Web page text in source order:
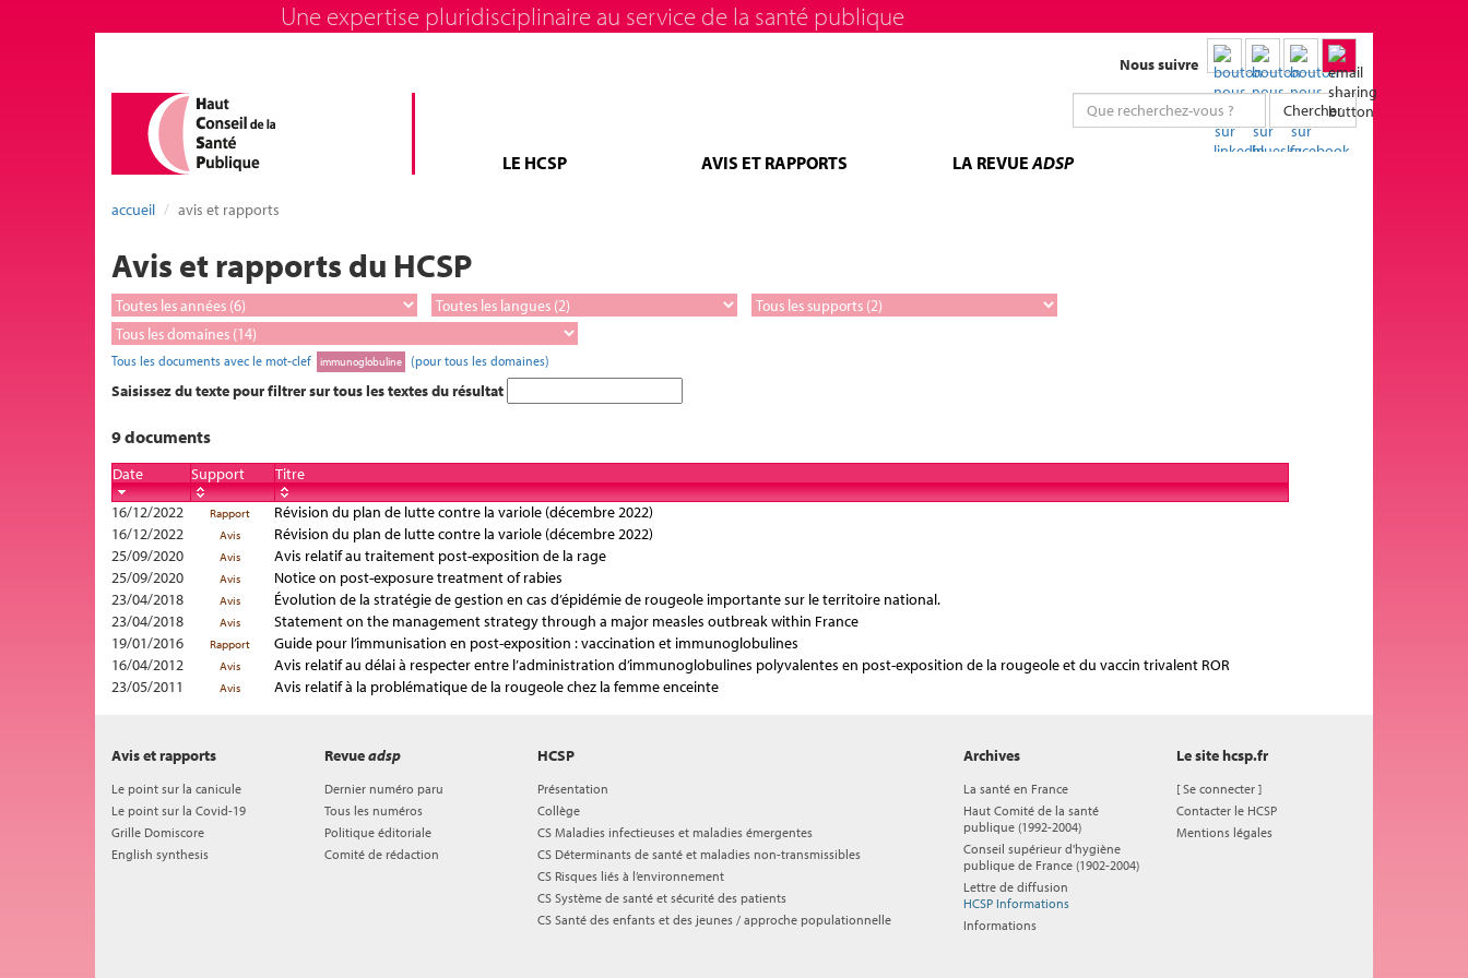
Une expertise pluridisciplinaire au service de la santé publique
Nous suivre
Chercher
LE HCSP AVIS ET RAPPORTS LA REVUEADSP
accueil avis et rapports
Avis et rapports du HCSP
Tous les documents avec le mot-clef immunoglobuline (pour tous les domaines)
Saisissez du texte pour filtrer sur tous les textes du résultat
9 documents
Date Support
Titre
16/12/2022
Rapport
Révision du plan de lutte contre la variole (décembre 2022)
16/12/2022
Avis
Révision du plan de lutte contre la variole (décembre 2022)
25/09/2020
Avis
Avis relatif au traitement post-exposition de la rage
25/09/2020
Avis
Notice on post-exposure treatment of rabies
23/04/2018
Avis
Évolution de la stratégie de gestion en cas d’épidémie de rougeole importante sur le territoire national.
23/04/2018
Avis
Statement on the management strategy through a major measles outbreak within France
19/01/2016
Rapport
Guide pour l’immunisation en post-exposition : vaccination et immunoglobulines
16/04/2012
Avis
Avis relatif au délai à respecter entre l’administration d’immunoglobulines polyvalentes en post-exposition de la rougeole et du vaccin trivalent ROR
23/05/2011
Avis Avis relatif à la problématique de la rougeole chez la femme enceinte
HCSP
Présentation
Collège
CS Maladies infectieuses et maladies émergentes
CS Déterminants de santé et maladies non-transmissibles
CS Risques liés à l’environnement
CS Système de santé et sécurité des patients
CS Santé des enfants et des jeunes / approche populationnelle
Avis et rapports
Le point sur la canicule
Le point sur la Covid-19
Grille Domiscore
English synthesis
Revueadsp
Dernier numéro paru
Tous les numéros
Politique éditoriale
Comité de rédaction
Archives
La santé en France
Haut Comité de la santé
publique (1992-2004)
Conseil supérieur d'hygiène
publique de France (1902-2004)
Lettre de diffusion
HCSP Informations
Informations
Le site hcsp.fr
[Se connecter ]
Contacter le HCSP
Mentions légales